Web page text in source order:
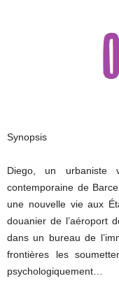
Synopsis
Diego, un urbaniste
contemporaine de
une nouvelle vie aux
douanier de l’aéroport
dans un bureau de
frontières les
psychologiquement…